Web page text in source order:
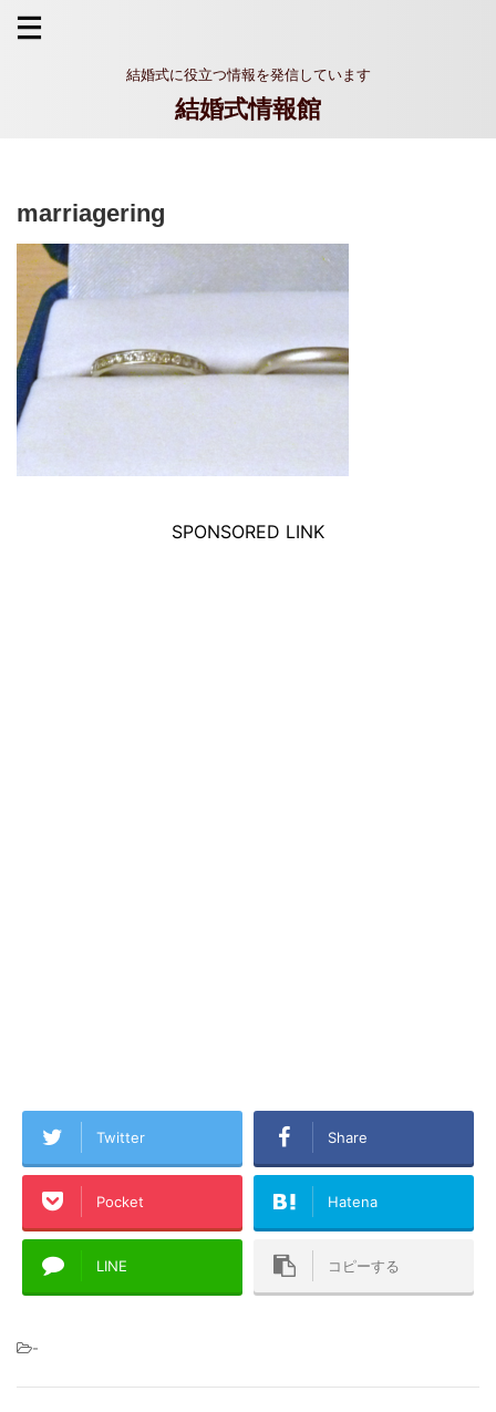
結婚式に役立つ情報を発信しています
結婚式情報館
marriagering
SPONSORED LINK
Twitter Share
Pocket Hatena
LINE コピーする
-